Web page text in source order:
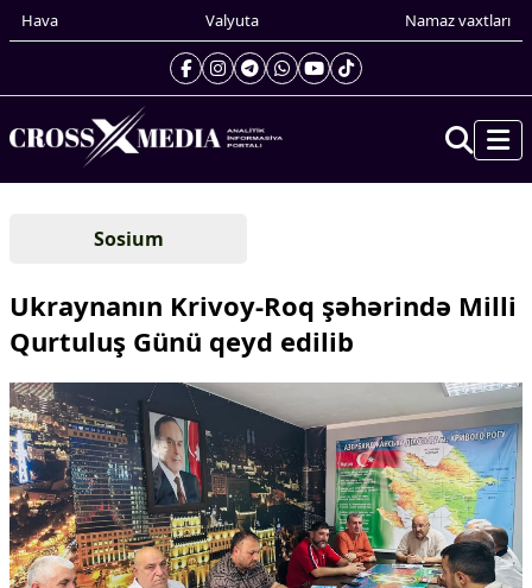
Hava Valyuta Namaz vaxtları
Gündəm
Xarici xəbərlər
Cənubi Qafqaz
Yaxın Şərq
Avropa
Amerika
Asiya
Afrika
Çarpaz baxış
Təhlil
Sosium
Ukraynanın Krivoy-Roq şəhərində Milli
Qurtuluş Günü qeyd edilib